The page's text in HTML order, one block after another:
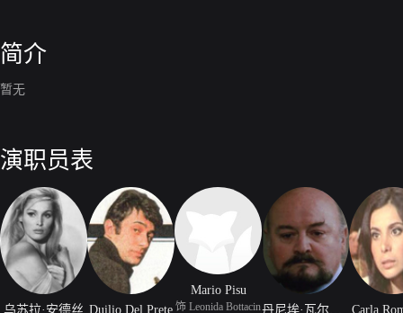
简介
暂无
演职员表
乌苏拉·安德丝 Duilio Del Prete
Mario Pisu
饰 Leonida Bottacin Carla